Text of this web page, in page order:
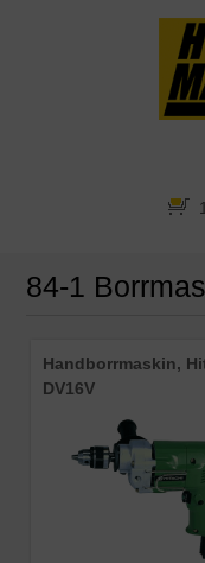
84-1
Handborrmaskin,
DV16V